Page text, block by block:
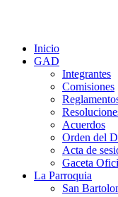
Inicio
GAD
Integrantes
Comisiones
Acuerdos
Orden del
Acta de
Gaceta
La Parroquia
San